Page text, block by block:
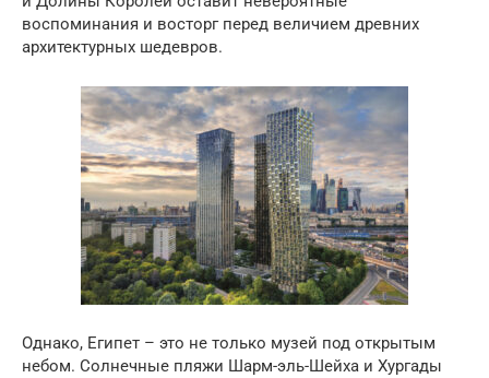
воспоминания и восторг перед величием древних
архитектурных шедевров.
Однако, Египет – это не только музей под открытым
небом. Солнечные пляжи Шарм-эль-Шейха и Хургады